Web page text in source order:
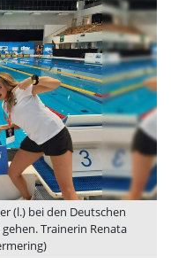
(l.) bei den Deutschen
Trainerin Renata